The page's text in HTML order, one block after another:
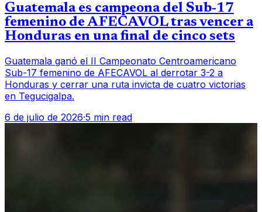
Guatemala es campeona del Sub-17
femenino de AFECAVOL tras vencer a
Honduras en una final de cinco sets
Guatemala ganó el II Campeonato Centroamericano
Sub-17 femenino de AFECAVOL al derrotar 3-2 a
Honduras y cerrar una ruta invicta de cuatro victorias
en Tegucigalpa.
6 de julio de 2026·5 min read